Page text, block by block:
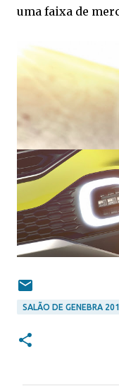
uma faixa de
SALÃO DE GENEBRA